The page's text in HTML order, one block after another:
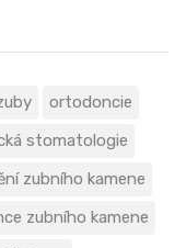
ortodoncie
stomatologie
zubního kamene
zubního kamene